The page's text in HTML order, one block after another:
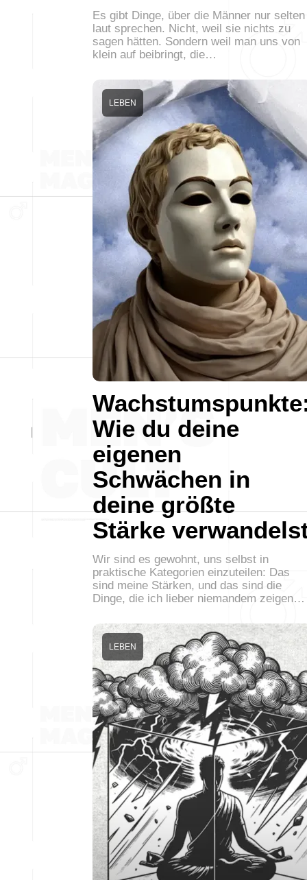
Es gibt Dinge, über die Männer nur selten
laut sprechen. Nicht, weil sie nichts zu
sagen hätten. Sondern weil man uns von
klein auf beibringt, die…
Wie du deine
eigenen
Schwächen in
deine größte
Stärke
LEBEN
Wir sind es gewohnt, uns selbst in
praktische Kategorien einzuteilen: Das
sind meine Stärken, und das sind die
Dinge, die ich lieber niemandem zeigen…
LEBEN